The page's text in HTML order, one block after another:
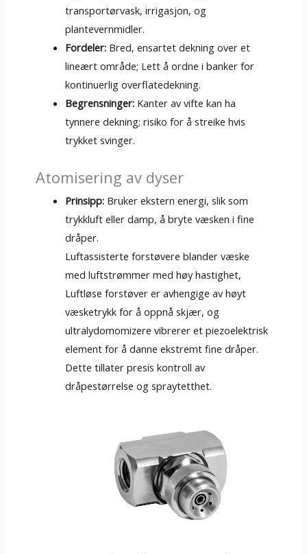
transportørvask, irrigasjon, og
plantevernmidler.
Fordeler: Bred, ensartet dekning over et
lineært område; Lett å ordne i banker for
kontinuerlig overflatedekning.
Begrensninger: Kanter av vifte kan ha
tynnere dekning; risiko for å streike hvis
trykket svinger.
Atomisering av dyser
Prinsipp: Bruker ekstern energi, slik som
trykkluft eller damp, å bryte væsken i fine
dråper.
Luftassisterte forstøvere blander væske
med luftstrømmer med høy hastighet,
Luftløse forstøver er avhengige av høyt
væsketrykk for å oppnå skjær, og
ultralydomomizere vibrerer et piezoelektrisk
element for å danne ekstremt fine dråper.
Dette tillater presis kontroll av
dråpestørrelse og spraytetthet.